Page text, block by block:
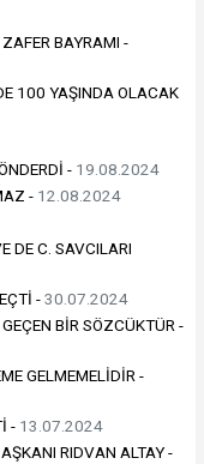
BAYRAMI -
100 YAŞINDA OLACAK
- 19.08.2024
- 12.08.2024
DE C. SAVCILARI
-30.07.2024
BİR SÖZCÜKTÜR -
GELMEMELİDİR -
- 13.07.2024
RIDVAN ALTAY -